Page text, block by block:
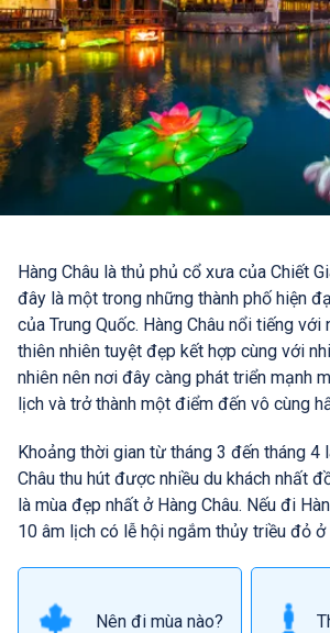
Hàng Châu là thủ phủ cổ xưa của Chiết
đây là một trong những thành phố hiện
của Trung Quốc. Hàng Châu nổi tiếng với
thiên nhiên tuyệt đẹp kết hợp cùng với
nhiên nên nơi đây càng phát triển mạnh
lịch và trở thành một điểm đến vô cùng
Khoảng thời gian từ tháng 3 đến tháng 4
Châu thu hút được nhiều du khách nhất
là mùa đẹp nhất ở Hàng Châu. Nếu đi
10 âm lịch có lễ hội ngắm thủy triều đỏ
Nên đi mùa nào?